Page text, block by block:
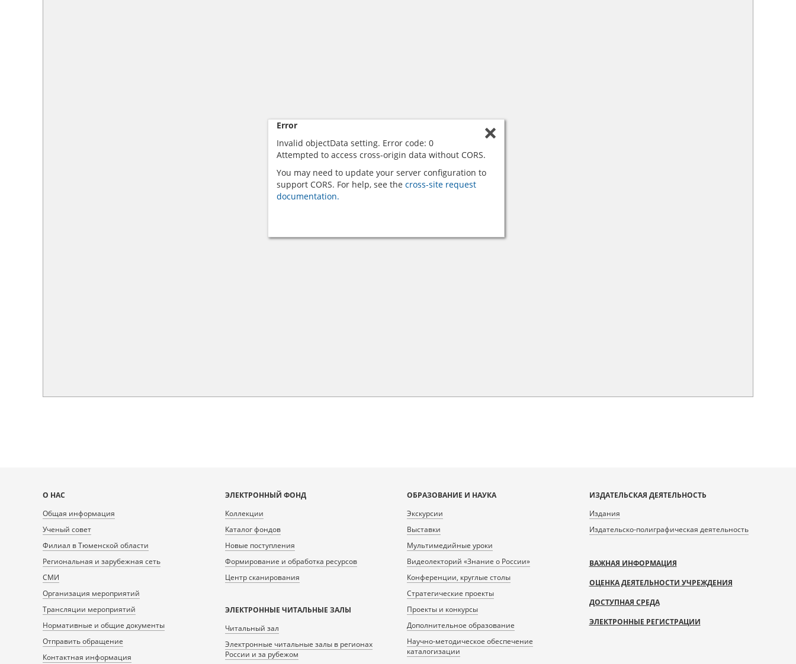
Error
Invalid objectData setting. Error code: 0
Attempted to access cross-origin data without CORS.
You may need to update your server configuration to
support CORS. For help, see the cross-site request
documentation.
Карта
сайта
О НАС
Общая информация
Ученый совет
Филиал в Тюменской области
Региональная и зарубежная сеть
СМИ
Организация мероприятий
Трансляции мероприятий
Нормативные и общие документы
Отправить обращение
Контактная информация
ЭЛЕКТРОННЫЙ ФОНД
Коллекции
Каталог фондов
Новые поступления
Формирование и обработка ресурсов
Центр сканирования
ЭЛЕКТРОННЫЕ ЧИТАЛЬНЫЕ ЗАЛЫ
Читальный зал
Электронные читальные залы в регионах
России и за рубежом
ОБРАЗОВАНИЕ И НАУКА
Экскурсии
Выставки
Мультимедийные уроки
Видеолекторий «Знание о России»
Конференции, круглые столы
Стратегические проекты
Проекты и конкурсы
Дополнительное образование
Научно-методическое обеспечение
каталогизации
ИЗДАТЕЛЬСКАЯ ДЕЯТЕЛЬНОСТЬ
Издания
Издательско-полиграфическая деятельность
ВАЖНАЯ ИНФОРМАЦИЯ
ОЦЕНКА ДЕЯТЕЛЬНОСТИ УЧРЕЖДЕНИЯ
ДОСТУПНАЯ СРЕДА
ЭЛЕКТРОННЫЕ РЕГИСТРАЦИИ